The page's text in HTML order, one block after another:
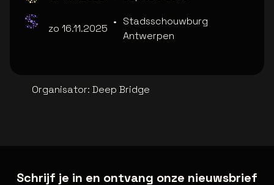
zo 16.11.2025
• Stadsschouwburg
Antwerpen
Organisator: Deep Bridge
Schrijf je in en ontvang onze nieuwsbrief